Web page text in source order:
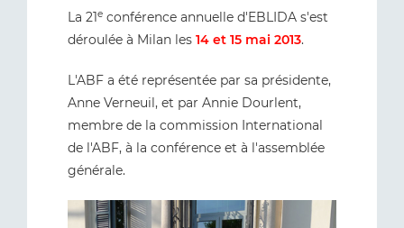
La 21e conférence annuelle d'EBLIDA s'est
déroulée à Milan les 14 et 15 mai 2013.
L'ABF a été représentée par sa présidente,
Anne Verneuil, et par Annie Dourlent,
membre de la commission International
de l'ABF, à la conférence et à l'assemblée
générale.